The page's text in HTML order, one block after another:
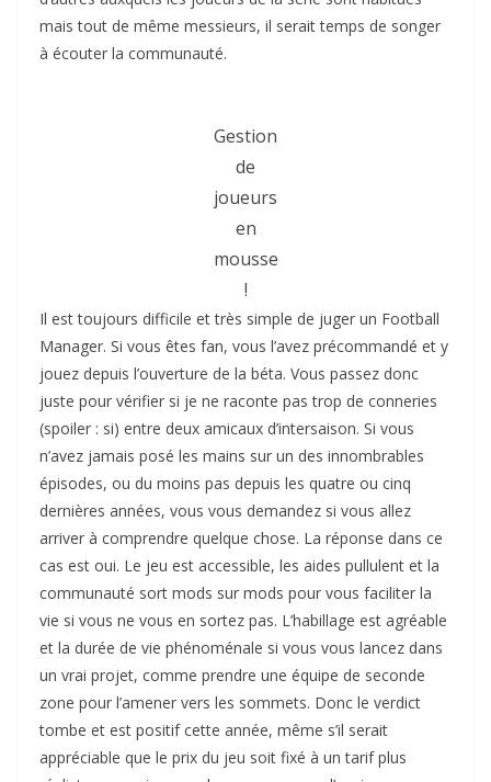
mais tout de même messieurs, il serait temps de songer
à écouter la communauté.
Gestion
de
joueurs
en
mousse
!
Il est toujours difficile et très simple de juger un Football
Manager. Si vous êtes fan, vous l’avez précommandé et y
jouez depuis l’ouverture de la béta. Vous passez donc
juste pour vérifier si je ne raconte pas trop de conneries
(spoiler : si) entre deux amicaux d’intersaison. Si vous
n’avez jamais posé les mains sur un des innombrables
épisodes, ou du moins pas depuis les quatre ou cinq
dernières années, vous vous demandez si vous allez
arriver à comprendre quelque chose. La réponse dans ce
cas est oui. Le jeu est accessible, les aides pullulent et la
communauté sort mods sur mods pour vous faciliter la
vie si vous ne vous en sortez pas. L’habillage est agréable
et la durée de vie phénoménale si vous vous lancez dans
un vrai projet, comme prendre une équipe de seconde
zone pour l’amener vers les sommets. Donc le verdict
tombe et est positif cette année, même s’il serait
appréciable que le prix du jeu soit fixé à un tarif plus